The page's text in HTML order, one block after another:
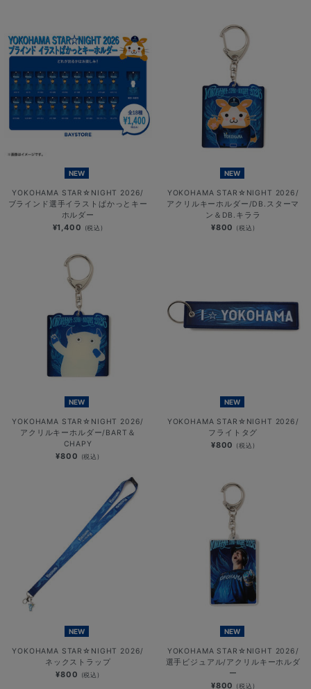
NEW
YOKOHAMA STAR☆NIGHT 2026/
ブラインド選手イラストぱかっとキー
ホルダー
¥1,400 (税込)
NEW
YOKOHAMA STAR☆NIGHT 2026/
アクリルキーホルダー/DB.スターマ
ン＆DB.キララ
¥800 (税込)
NEW
YOKOHAMA STAR☆NIGHT 2026/
アクリルキーホルダー/BART＆
CHAPY
¥800 (税込)
NEW
YOKOHAMA STAR☆NIGHT 2026/
フライトタグ
¥800 (税込)
NEW
YOKOHAMA STAR☆NIGHT 2026/
ネックストラップ
¥800 (税込)
NEW
YOKOHAMA STAR☆NIGHT 2026/
選手ビジュアル/アクリルキーホルダ
ー
¥800 (税込)